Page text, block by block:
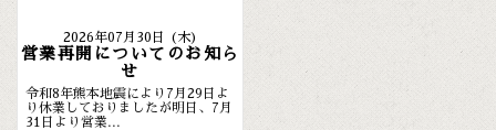
2026年07月30日 (木)
営業再開についてのお知ら
せ
令和8年熊本地震により7月29日よ
り休業しておりましたが明日、7月
31日より営業...